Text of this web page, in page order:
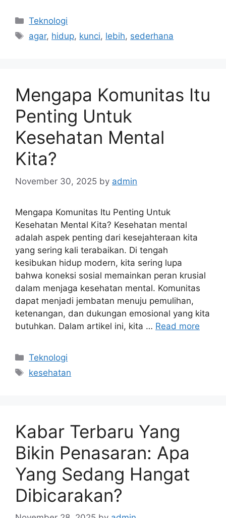
Categories
Teknologi
Tags
agar, hidup, kunci, lebih, sederhana
Mengapa Komunitas Itu
Penting Untuk
Kesehatan Mental
Kita?
November 30, 2025 by admin
Mengapa Komunitas Itu Penting Untuk
Kesehatan Mental Kita? Kesehatan mental
adalah aspek penting dari kesejahteraan kita
yang sering kali terabaikan. Di tengah
kesibukan hidup modern, kita sering lupa
bahwa koneksi sosial memainkan peran krusial
dalam menjaga kesehatan mental. Komunitas
dapat menjadi jembatan menuju pemulihan,
ketenangan, dan dukungan emosional yang kita
butuhkan. Dalam artikel ini, kita … Read more
Categories
Teknologi
Tags
kesehatan
Kabar Terbaru Yang
Bikin Penasaran: Apa
Yang Sedang Hangat
Dibicarakan?